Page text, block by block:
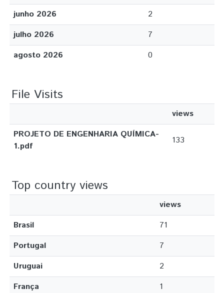
junho 2026
2
julho 2026
7
agosto 2026
0
File Visits
views
PROJETO DE ENGENHARIA QUÍMICA-
1.pdf
133
Top country views
views
Brasil
71
Portugal
7
Uruguai
2
França
1